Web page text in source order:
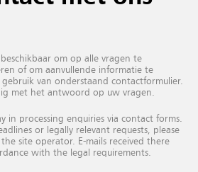
om op alle vragen te
of om aanvullende informatie te
van onderstaand contactformulier.
met het antwoord op uw vragen.
in processing enquiries via contact forms.
or legally relevant requests, please
site operator. E-mails received there
with the legal requirements.